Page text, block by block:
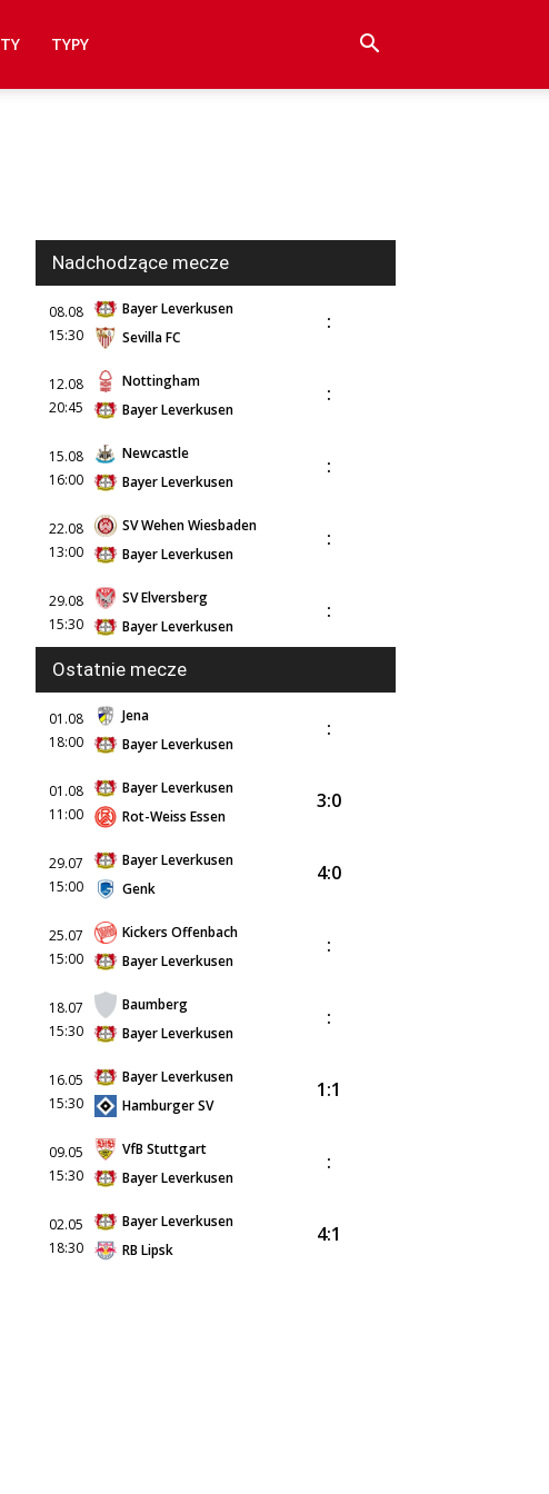
TYPY
Nadchodzące mecze
08.08
15:30
Bayer Leverkusen
Sevilla FC
:
12.08
20:45
Nottingham
Bayer Leverkusen
:
15.08
16:00
Newcastle
Bayer Leverkusen
:
22.08
13:00
SV Wehen Wiesbaden
Bayer Leverkusen
:
29.08
15:30
SV Elversberg
Bayer Leverkusen
:
Ostatnie mecze
01.08
18:00
Jena
Bayer Leverkusen
:
01.08
11:00
Bayer Leverkusen
Rot-Weiss Essen
3:0
29.07
15:00
Bayer Leverkusen
Genk
4:0
25.07
15:00
Kickers Offenbach
Bayer Leverkusen
:
18.07
15:30
Baumberg
Bayer Leverkusen
:
16.05
15:30
Bayer Leverkusen
Hamburger SV
1:1
09.05
15:30
VfB Stuttgart
Bayer Leverkusen
:
02.05
18:30
Bayer Leverkusen
RB Lipsk
4:1